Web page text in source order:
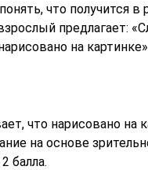
что получится в
предлагает:
на
что нарисовано на
на основе
балла.